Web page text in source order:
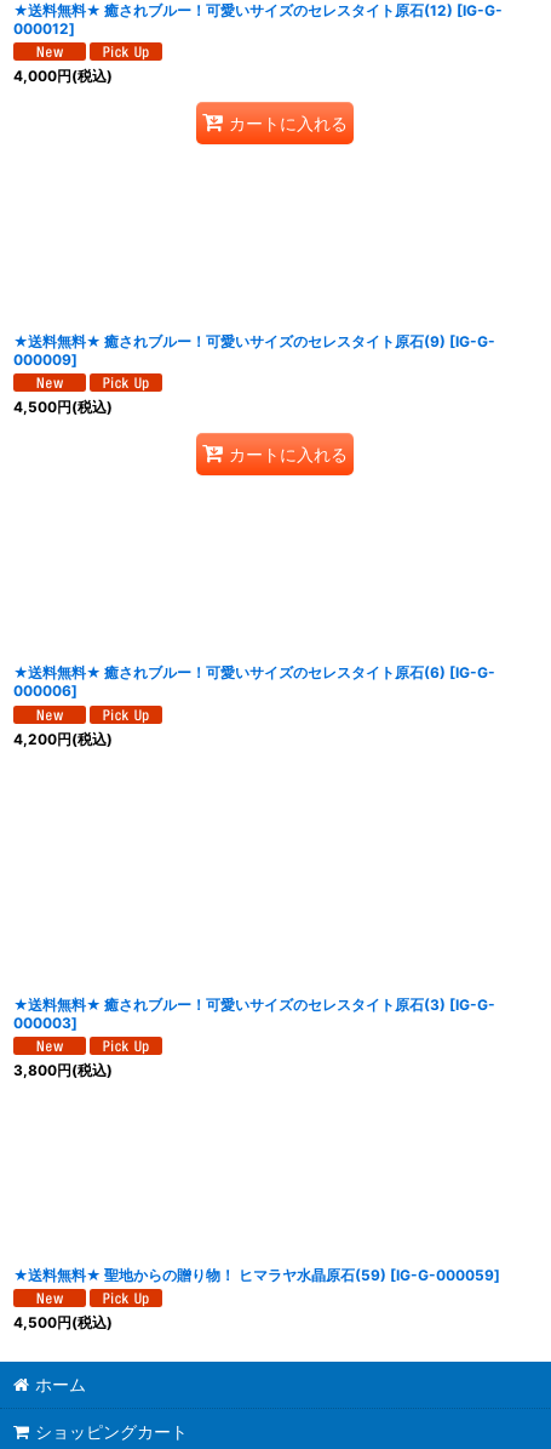
★送料無料★ 癒されブルー！可愛いサイズのセレスタイト原石(12) [IG-G-
000012]
4,000円(税込)
カートに入れる
★送料無料★ 癒されブルー！可愛いサイズのセレスタイト原石(9) [IG-G-
000009]
4,500円(税込)
カートに入れる
★送料無料★ 癒されブルー！可愛いサイズのセレスタイト原石(6) [IG-G-
000006]
4,200円(税込)
★送料無料★ 癒されブルー！可愛いサイズのセレスタイト原石(3) [IG-G-
000003]
3,800円(税込)
★送料無料★ 聖地からの贈り物！ ヒマラヤ水晶原石(59) [IG-G-000059]
4,500円(税込)
ホーム
ショッピングカート